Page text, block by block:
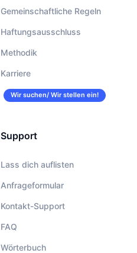
Gemeinschaftliche Regeln
Haftungsausschluss
Methodik
Karriere
Wir suchen/ Wir stellen ein!
Support
Lass dich auflisten
Anfrageformular
Kontakt-Support
FAQ
Wörterbuch